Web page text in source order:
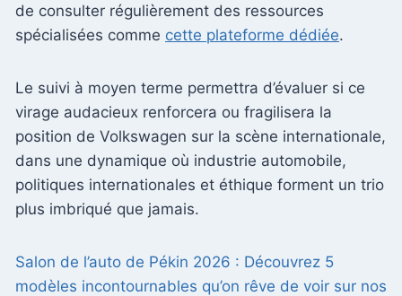
de consulter régulièrement des ressources
spécialisées comme cette plateforme dédiée.
Le suivi à moyen terme permettra d’évaluer si ce
virage audacieux renforcera ou fragilisera la
position de Volkswagen sur la scène internationale,
dans une dynamique où industrie automobile,
politiques internationales et éthique forment un trio
plus imbriqué que jamais.
Salon de l’auto de Pékin 2026 : Découvrez 5
modèles incontournables qu’on rêve de voir sur nos